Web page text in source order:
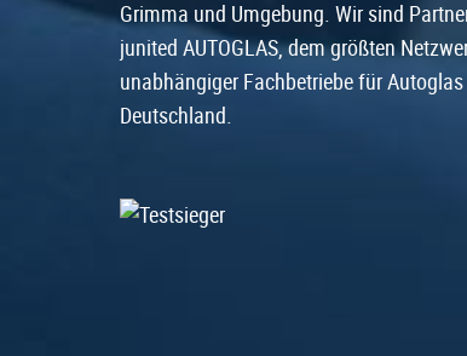
Grimma und Umgebung. Wir sind
junited AUTOGLAS, dem größten
unabhängiger Fachbetriebe für Autoglas
Deutschland.